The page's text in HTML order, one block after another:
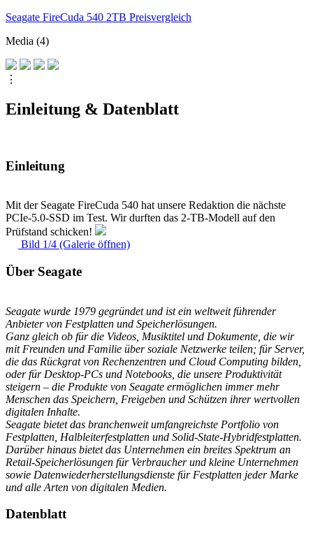
Seagate FireCuda 540 2TB Preisvergleich
Media (4)
⋮
Einleitung & Datenblatt
Einleitung
Mit der Seagate FireCuda 540 hat unsere Redaktion die nächste
PCIe-5.0-SSD im Test. Wir durften das 2-TB-Modell auf den
Prüfstand schicken!
Bild 1/4 (Galerie öffnen)
Über Seagate
Seagate wurde 1979 gegründet und ist ein weltweit führender
Anbieter von Festplatten und Speicherlösungen.
Ganz gleich ob für die Videos, Musiktitel und Dokumente, die wir
mit Freunden und Familie über soziale Netzwerke teilen; für Server,
die das Rückgrat von Rechenzentren und Cloud Computing bilden,
oder für Desktop-PCs und Notebooks, die unsere Produktivität
steigern – die Produkte von Seagate ermöglichen immer mehr
Menschen das Speichern, Freigeben und Schützen ihrer wertvollen
digitalen Inhalte.
Seagate bietet das branchenweit umfangreichste Portfolio von
Festplatten, Halbleiterfestplatten und Solid-State-Hybridfestplatten.
Darüber hinaus bietet das Unternehmen ein breites Spektrum an
Retail-Speicherlösungen für Verbraucher und kleine Unternehmen
sowie Datenwiederherstellungsdienste für Festplatten jeder Marke
und alle Arten von digitalen Medien.
Datenblatt